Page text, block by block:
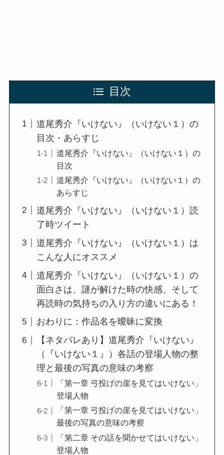
目次
道尾秀介『いけない』（いけない１）の
目次・あらすじ
道尾秀介『いけない』（いけない１）の
目次
道尾秀介『いけない』（いけない１）の
あらすじ
道尾秀介『いけない』（いけない１）読
了時ツイート
道尾秀介『いけない』（いけない１）は
こんな人にオススメ
道尾秀介『いけない』（いけない１）の
面白さは、謎が解けた時の快感、そして
再読時の気持ちの入り方の違いにある！
おわりに：作品名を曖昧に変換
【ネタバレあり】道尾秀介『いけない』
（『いけない１』）各話の登場人物の整
理と最後の写真の意味の考察
「第一章 弓投げの崖を見てはいけない」
登場人物
「第一章 弓投げの崖を見てはいけない」
最後の写真の意味の考察
「第二章 その話を聞かせてはいけない」
登場人物